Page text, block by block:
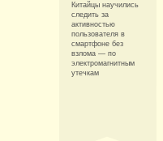
Китайцы научились
следить за
активностью
пользователя в
смартфоне без
взлома — по
электромагнитным
утечкам